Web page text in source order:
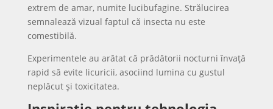
extrem de amar, numite lucibufagine. Strălucirea
semnalează vizual faptul că insecta nu este
comestibilă.
Experimentele au arătat că prădătorii nocturni învață
rapid să evite licuricii, asociind lumina cu gustul
neplăcut și toxicitatea.